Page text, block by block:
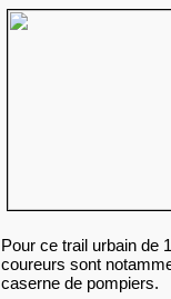
Pour ce trail urbain de
coureurs sont
caserne de pompiers.